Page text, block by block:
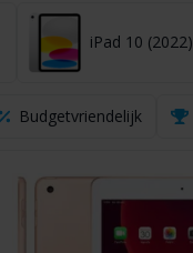
iPad 10 (2022)
Budgetvriendelijk